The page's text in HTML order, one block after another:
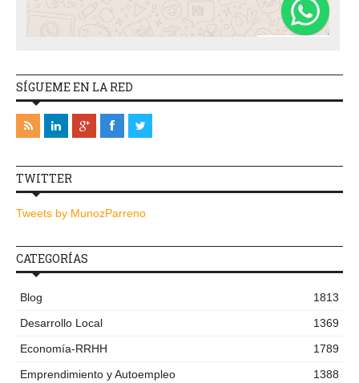
SÍGUEME EN LA RED
TWITTER
Tweets by MunozParreno
CATEGORÍAS
Blog
1813
Desarrollo Local
1369
Economía-RRHH
1789
Emprendimiento y Autoempleo
1388